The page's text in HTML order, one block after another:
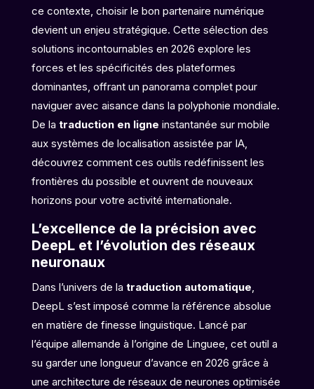
ce contexte, choisir le bon partenaire numérique
devient un enjeu stratégique. Cette sélection des
solutions incontournables en 2026 explore les
forces et les spécificités des plateformes
dominantes, offrant un panorama complet pour
naviguer avec aisance dans la polyphonie mondiale.
De la traduction en ligne instantanée sur mobile
aux systèmes de localisation assistée par IA,
découvrez comment ces outils redéfinissent les
frontières du possible et ouvrent de nouveaux
horizons pour votre activité internationale.
L’excellence de la précision avec
DeepL et l’évolution des réseaux
neuronaux
Dans l’univers de la traduction automatique
DeepL s’est imposé comme la référence absolue
en matière de finesse linguistique. Lancé par
l’équipe allemande à l’origine de Linguee, cet outil a
su garder une longueur d’avance en 2026 grâce à
une architecture de réseaux de neurones optimisée